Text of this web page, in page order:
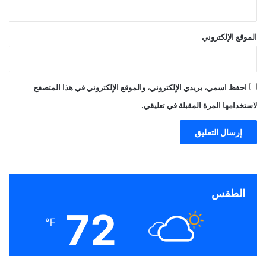
الموقع الإلكتروني
احفظ اسمي، بريدي الإلكتروني، والموقع الإلكتروني في هذا المتصفح
لاستخدامها المرة المقبلة في تعليقي.
الطقس
72
℉